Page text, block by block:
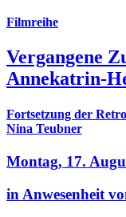
Filmreihe
Vergangene
Annekatrin-
Fortsetzung der
Nina Teubner
Montag, 17.
in Anwesenheit